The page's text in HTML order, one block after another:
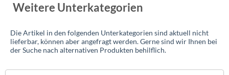
Weitere Unterkategorien
Die Artikel in den folgenden Unterkategorien sind aktuell nicht
lieferbar, können aber angefragt werden. Gerne sind wir Ihnen bei
der Suche nach alternativen Produkten behilflich.